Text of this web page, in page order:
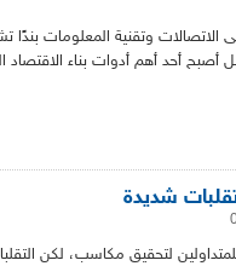
الاتصالات وتقنية المعلومات بندًا
أصبح أحد أهم أدوات بناء الاقتصاد
شديدة
لتحقيق مكاسب، لكن